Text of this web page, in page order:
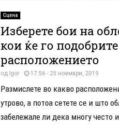
Сцена
Изберете бои на
кои ќе го подобрите
расположението
од Igor 17:56 - 25 ноември, 2019
Размислете во какво
утрово, а потоа сетете се и што
забележале ли дека многу често